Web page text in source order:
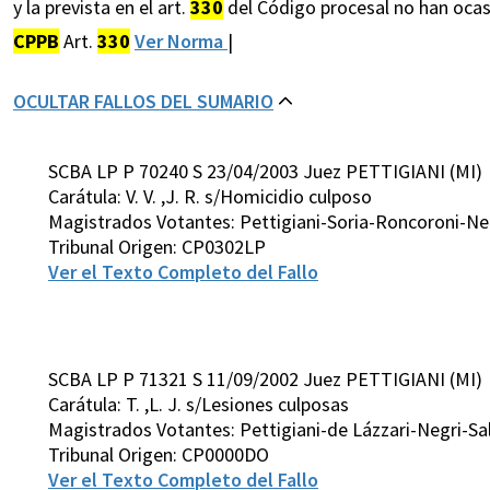
y la prevista en el art. 330 del Código procesal no han
CPPB Art. 330 Ver Norma |
OCULTAR FALLOS DEL SUMARIO
SCBA LP P 70240 S 23/04/2003 Juez PETTIGIANI (MI)
Carátula: V. V. ,J. R. s/Homicidio culposo
Magistrados Votantes: Pettigiani-Soria-Roncoroni-
Tribunal Origen: CP0302LP
Ver el Texto Completo del Fallo
SCBA LP P 71321 S 11/09/2002 Juez PETTIGIANI (MI)
Carátula: T. ,L. J. s/Lesiones culposas
Magistrados Votantes: Pettigiani-de Lázzari-Negri-
Tribunal Origen: CP0000DO
Ver el Texto Completo del Fallo